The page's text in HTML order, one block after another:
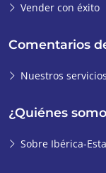
Vender con éxito
Comentarios
Nuestros
¿Quiénes
Sobre Ibérica-